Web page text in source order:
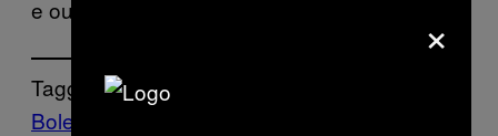
e outras bebidas. –
Tagged:
Boletim
×